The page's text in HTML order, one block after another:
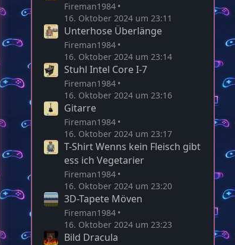
Fireman1984
16. Oktober 2024 um 23:11
Unterhose Überlänge
Fireman1984
16. Oktober 2024 um 23:14
Stuhl Intel Core I-7
Fireman1984
16. Oktober 2024 um 23:16
Gitarre
Fireman1984
16. Oktober 2024 um 23:17
T-Shirt Wenns kein Fleisch gibt
ess ich Vegetarier
Fireman1984
16. Oktober 2024 um 23:20
3D-Tapete Möven
Fireman1984
16. Oktober 2024 um 23:23
Bild Dracula